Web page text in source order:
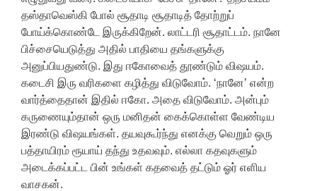
தஸ்தாவெஸ்கி போல் சூதாடி சூதாடித் தோற்றுப்
போய்க்கொண்டே இருக்கிறேன். லாட்டரி சூதாட்டம். நானே
பிச்சையெடுத்து அதில் பாதியை தங்களுக்கு
அனுப்பியதுண்டு. இது ஈகோவைத் தூண்டும் விஷயம்.
கடைசி இரு வரிகளை கழித்து விடுவோம். ‘நானே’ என்ற
வார்த்தைதான் இதில் ஈகோ. அதை விடுவோம். அன்பும்
கருணையும்தான் ஒரு மனிதன் கைக்கொள்ள வேண்டிய
இரண்டு விஷயங்கள். தயவுகூர்ந்து எனக்கு வெறும் ஒரு
பத்தாயிரம் ரூயாய் தந்து உதவவும். எல்லா கதவுகளும்
அடைக்கப்பட்ட பின் உங்கள் கதவைத் தட்டும் ஓர் எளிய
வாசகன்.